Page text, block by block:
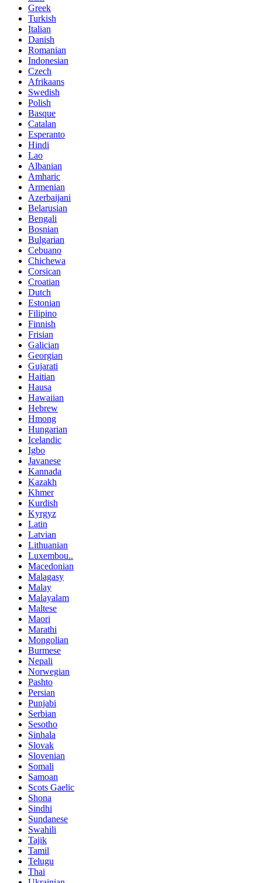
Greek
Turkish
Italian
Danish
Romanian
Indonesian
Czech
Afrikaans
Swedish
Polish
Basque
Catalan
Esperanto
Hindi
Lao
Albanian
Amharic
Armenian
Azerbaijani
Belarusian
Bengali
Bosnian
Bulgarian
Cebuano
Chichewa
Corsican
Croatian
Dutch
Estonian
Filipino
Finnish
Frisian
Galician
Georgian
Gujarati
Haitian
Hausa
Hawaiian
Hebrew
Hmong
Hungarian
Icelandic
Igbo
Javanese
Kannada
Kazakh
Khmer
Kurdish
Kyrgyz
Latin
Latvian
Lithuanian
Luxembou..
Macedonian
Malagasy
Malay
Malayalam
Maltese
Maori
Marathi
Mongolian
Burmese
Nepali
Norwegian
Pashto
Persian
Punjabi
Serbian
Sesotho
Sinhala
Slovak
Slovenian
Somali
Samoan
Scots Gaelic
Shona
Sindhi
Sundanese
Swahili
Tajik
Tamil
Telugu
Thai